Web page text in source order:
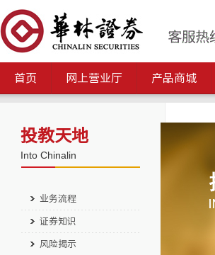
首页 网上营业厅 产品商城
投教天地
Into Chinalin
业务流程
证券知识
风险揭示